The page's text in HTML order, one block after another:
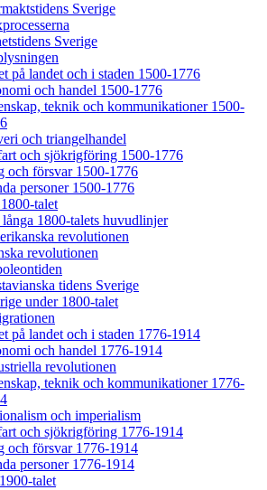
Sverige
Sverige
på landet och i staden 1500-1776
och handel 1500-1776
teknik och kommunikationer 1500-
och triangelhandel
och sjökrigföring 1500-1776
och försvar 1500-1776
personer 1500-1776
talet
1800-talets huvudlinjer
revolutionen
revolutionen
tidens Sverige
under 1800-talet
på landet och i staden 1776-1914
och handel 1776-1914
revolutionen
teknik och kommunikationer 1776-
och imperialism
och sjökrigföring 1776-1914
och försvar 1776-1914
personer 1776-1914
talet